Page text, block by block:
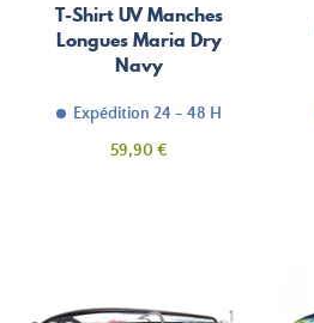
T-Shirt UV Manches
Longues Maria Dry
Navy
Expédition 24 - 48 H
Prix
59,90 €